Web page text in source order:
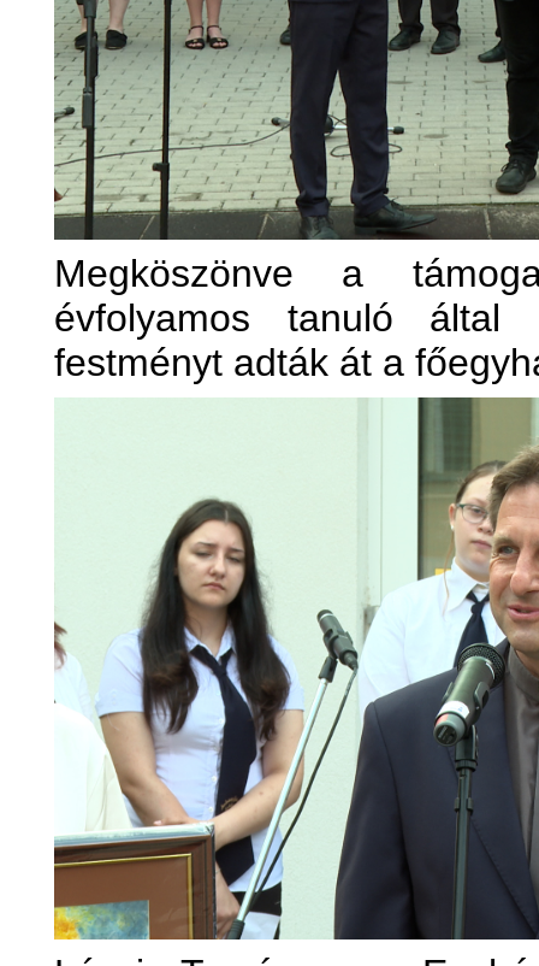
Megköszönve a
évfolyamos tanuló által
festményt adták át a